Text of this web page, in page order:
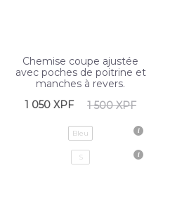
Chemise coupe ajustée
avec poches de poitrine et
manches à revers.
1 500XPF
1 050 XPF
Bleu
S